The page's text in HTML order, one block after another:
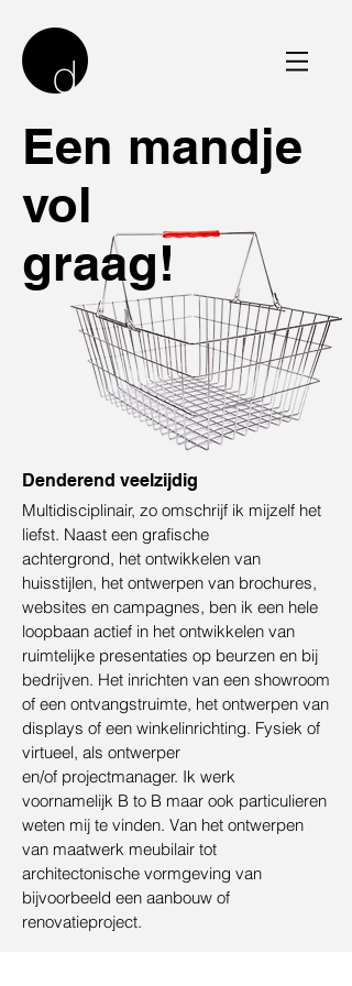
Een mandje
vol
graag!
Denderend veelzijdig
Multidisciplinair, zo omschrijf ik mijzelf het
liefst. Naast een grafische
achtergrond, het ontwikkelen van
huisstijlen, het ontwerpen van brochures,
websites en campagnes, ben ik een hele
loopbaan actief in het ontwikkelen van
ruimtelijke presentaties op beurzen en bij
bedrijven. Het inrichten van een showroom
of een ontvangstruimte, het ontwerpen van
displays of een winkelinrichting. Fysiek of
virtueel, als ontwerper
en/of projectmanager. Ik werk
voornamelijk B to B maar ook particulieren
weten mij te vinden. Van het ontwerpen
van maatwerk meubilair tot
architectonische vormgeving van
bijvoorbeeld een aanbouw of
renovatieproject.